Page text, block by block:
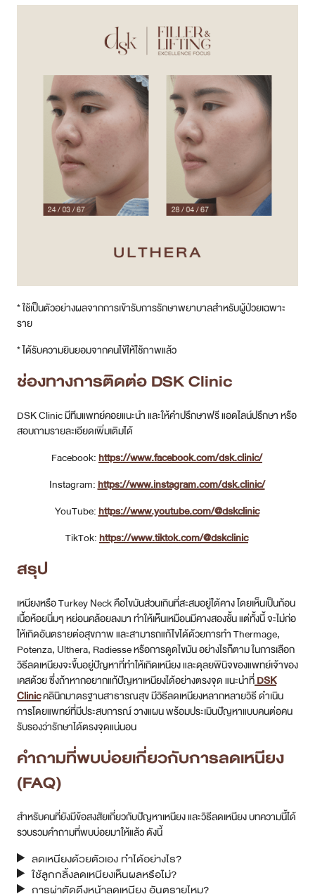
* ใช้เป็นตัวอย่างผลจากการเข้ารับการรักษาพยาบาลสําหรับผู้ป่วยเฉพาะ
* ได้รับความยินยอมจากคนไข้ให้ใช้ภาพแล้ว
ช่องทางการติดต่อ DSK Clinic
DSK Clinic มีทีมแพทย์คอยแนะนำ และให้คำปรึกษาฟรี แอดไลน์ปรึกษา หรือ
สอบถามรายละเอียดเพิ่มเติมได้
YouTube:https://www.youtube.com/@dskclinic
เหนียงหรือ Turkey Neck คือไขมันส่วนเกินที่สะสมอยู่ใต้คาง โดยเห็นเป็นก้อน
ให้เกิดอันตรายต่อสุขภาพ และสามารถแก้ไขได้ด้วยการทำ Thermage,
Potenza, Ulthera, Radiesse หรือการดูดไขมัน อย่างไรก็ตาม ในการเลือก
วิธีลดเหนียงจะขึ้นอยู่ปัญหาที่ทำให้เกิดเหนียง และดุลยพินิจของแพทย์เจ้าของ
Clinicคลินิกมาตรฐานสาธารณสุข มีวิธีลดเหนียงหลากหลายวิธี ดำเนิน
การโดยแพทย์ที่มีประสบการณ์ วางแผน พร้อมประเมินปัญหาแบบคนต่อคน
รับรองว่ารักษาได้ตรงจุดแน่นอน
คำถามที่พบบ่อยเกี่ยวกับการลดเหนียง
(FAQ)
สำหรับคนที่ยังมีข้อสงสัยเกี่ยวกับปัญหาเหนียง และวิธีลดเหนียง บทความนี้ได้
รวบรวมคำถามที่พบบ่อยมาให้แล้ว ดังนี้
ลดเหนียงด้วยตัวเอง ทำได้อย่างไร?
ใช้ลูกกลิ้งลดเหนียงเห็นผลหรือไม่?
ออกกำลังกายสามารถลดเหนียงได้หรือไม่?
ทำไมดื่มแอลกอฮอล์ทำให้มีเหนียง?
บทความที่เกี่ยวข้อง
คัมภีร์ เปรียบเทียบ Ulthera กับ เครื่องยกกระชับ 5 ตัวท็อป